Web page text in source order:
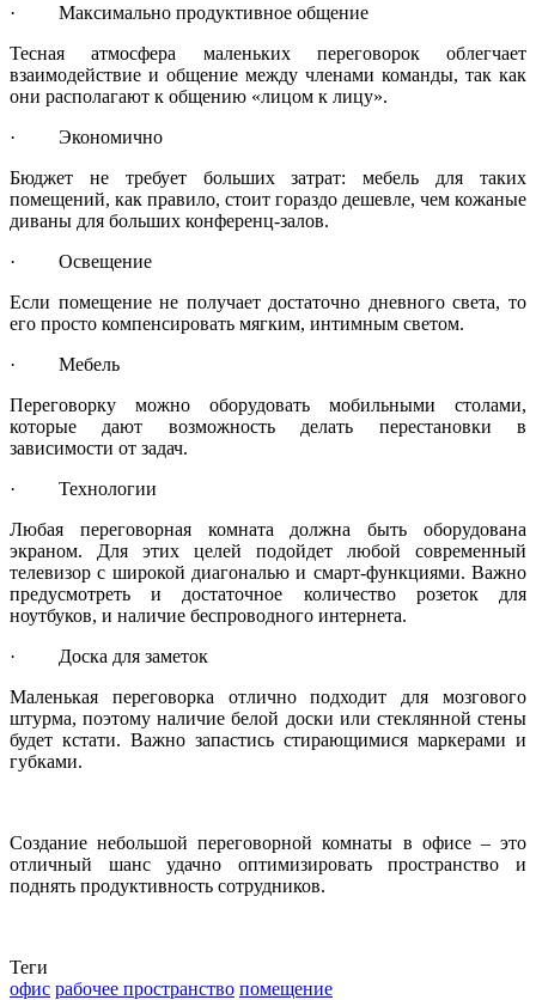
· Максимально продуктивное общение
Тесная атмосфера маленьких переговорок облегчает
взаимодействие и общение между членами команды, так как
они располагают к общению «лицом к лицу».
· Экономично
Бюджет не требует больших затрат: мебель для таких
помещений, как правило, стоит гораздо дешевле, чем кожаные
диваны для больших конференц-залов.
· Освещение
Если помещение не получает достаточно дневного света, то
его просто компенсировать мягким, интимным светом.
· Мебель
Переговорку можно оборудовать мобильными столами,
которые дают возможность делать перестановки в
зависимости от задач.
· Технологии
Любая переговорная комната должна быть оборудована
экраном. Для этих целей подойдет любой современный
телевизор с широкой диагональю и смарт-функциями. Важно
предусмотреть и достаточное количество розеток для
ноутбуков, и наличие беспроводного интернета.
· Доска для заметок
Маленькая переговорка отлично подходит для мозгового
штурма, поэтому наличие белой доски или стеклянной стены
будет кстати. Важно запастись стирающимися маркерами и
губками.
Создание небольшой переговорной комнаты в офисе – это
отличный шанс удачно оптимизировать пространство и
поднять продуктивность сотрудников.
Теги
офис рабочее пространство помещение